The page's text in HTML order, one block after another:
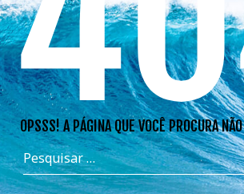
OPSSS! A PÁGINA QUE VOCÊ PROCURA